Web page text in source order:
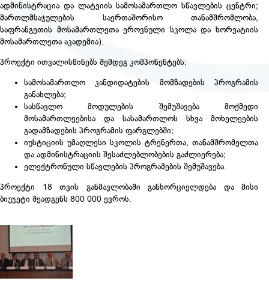
ადმინისტრაცია და ლატვიის სამოსამართლო სწავლების ცენტრი;
მართლმსაჯულების საერთაშორისო თანამშრომლობა,
საფრანგეთის მოსამართლეთა ეროვნული სკოლა და ხორვატიის
მოსამართლეთა აკადემია).
პროექტი ითვალისწინებს შემდეგ კომპონენტებს:
სამოსამართლო კანდიდატების მომზადების პროგრამის
განახლება;
სასწავლო მოდულების შემუშავება მოქმედი
მოსამართლეებისა და სასამართლოს სხვა მოხელეების
გადამზადების პროგრამის ფარგლებში;
იუსტიციის უმაღლესი სკოლის ტრენერთა, თანამშრომელთა
და ადმინისტრაციის შესაძლებლობების გაძლიერება;
ელექტრონული სწავლების პროგრამების შემუშავება.
პროექტი 18 თვის განმავლობაში განხორციელდება და მისი
ბიუჯეტი შეადგენს 800 000 ევროს.